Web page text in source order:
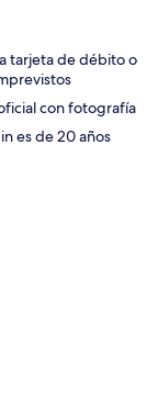
tarjeta de débito o
con fotografía
es de 20 años